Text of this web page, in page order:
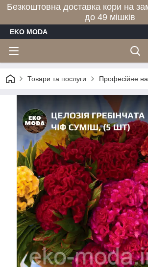
Безкоштовна доставка кори на
до 49 мішків
EKO MODA
Товари та послуги Професійне